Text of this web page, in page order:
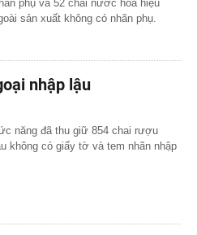
phụ và 52 chai nước hoa hiệu
sản xuất không có nhãn phụ.
nhập lậu
năng đã thu giữ 854 chai rượu
không có giấy tờ và tem nhãn nhập